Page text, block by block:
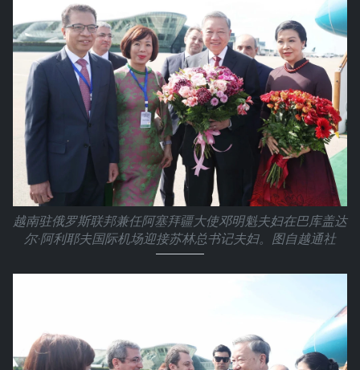
越南驻俄罗斯联邦兼任阿塞拜疆大使邓明魁夫妇在巴库盖达
尔·阿利耶夫国际机场迎接苏林总书记夫妇。图自越通社